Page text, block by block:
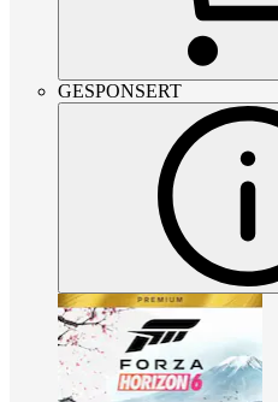
GESPONSERT